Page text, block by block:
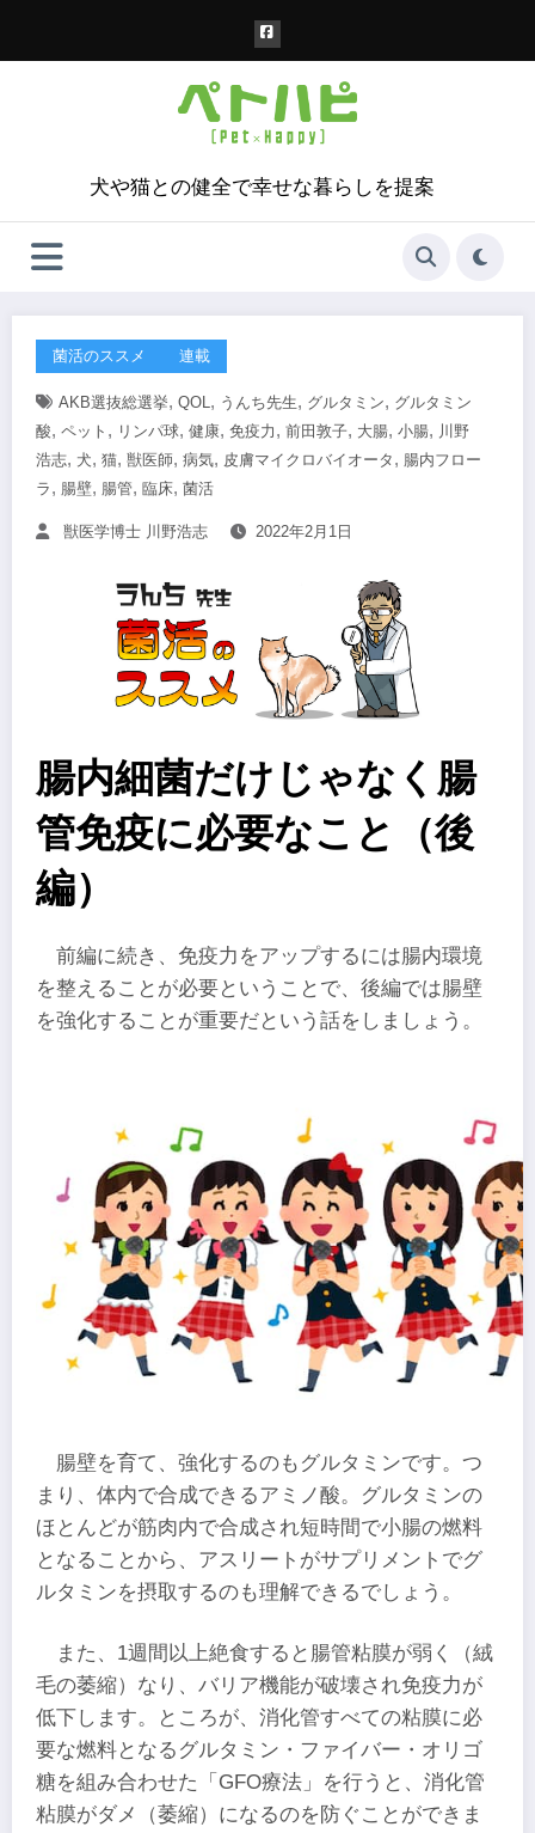
犬や猫との健全で幸せな暮らしを提案
菌活のススメ 連載
AKB選抜総選挙, QOL, うんち先生, グルタミン, グルタミン
酸, ペット , リンパ球, 健康, 免疫力 , 前田敦子, 大腸, 小腸, 川野
浩志, 犬, 猫, 獣医師, 病気, 皮膚マイクロバイオータ , 腸内フロー
ラ , 腸壁, 腸管, 臨床, 菌活
獣医学博士 川野浩志 2022年2月1日
腸内細菌だけじゃなく腸
管免疫に必要なこと（後
編）
前編に続き、免疫力をアップするには腸内環境
を整えることが必要ということで、後編では腸壁
を強化することが重要だという話をしましょう。
腸壁を育て、強化するのもグルタミンです。つ
まり、体内で合成できるアミノ酸。グルタミンの
ほとんどが筋肉内で合成され短時間で小腸の燃料
となることから、アスリートがサプリメントでグ
ルタミンを摂取するのも理解できるでしょう。
また、1週間以上絶食すると腸管粘膜が弱く（絨
毛の萎縮）なり、バリア機能が破壊され免疫力が
低下します。ところが、消化管すべての粘膜に必
要な燃料となるグルタミン・ファイバー・オリゴ
糖を組み合わせた「GFO療法」を行うと、消化管
粘膜がダメ（萎縮）になるのを防ぐことができま